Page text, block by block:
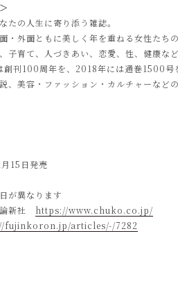
たの人生に寄り添う雑誌。
・外面ともに美しく年を重ねる女性た
子育て、人づきあい、恋愛、性、健康な
刊100周年を、2018年には通巻1500号
、美容・ファッション・カルチャーなど
15日発売
が異なります
新社 https://www.chuko.co.jp/
fujinkoron.jp/articles/-/7282